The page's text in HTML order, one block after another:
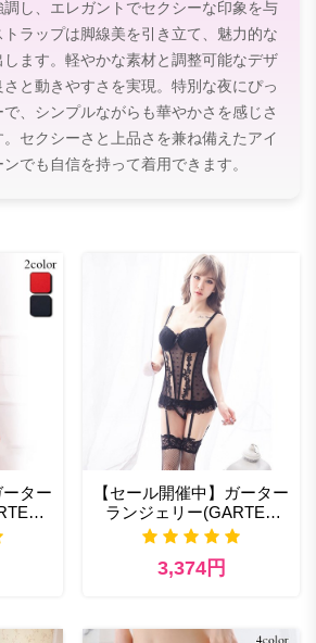
し、エレガントでセクシーな印象を与
ラップは脚線美を引き立て、魅力的な
ます。軽やかな素材と調整可能なデザ
と動きやすさを実現。特別な夜にぴっ
、シンプルながらも華やかさを感じさ
セクシーさと上品さを兼ね備えたアイ
でも自信を持って着用できます。
ーター
【セール開催中】ガーター
ランジェリー(GARTER
LINGERIE) セクシー な 下
3,374円